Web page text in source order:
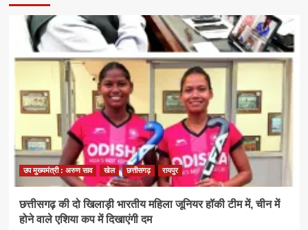
नेतृत्व
में
छत्तीसगढ़
पर्यटन
को
रोड
शो
से
राष्ट्रीय
एवं
अंतरराष्ट्रीय
पर्यटन
बाजार
उप मुख्यमंत्री : अरुण साव खेल छत्तीसगढ़ रायपुर
छत्तीसगढ़ की दो खिलाड़ी भारतीय महिला जूनियर हॉकी टीम में, चीन में
होने वाले एशिया कप में दिखाएंगी दम